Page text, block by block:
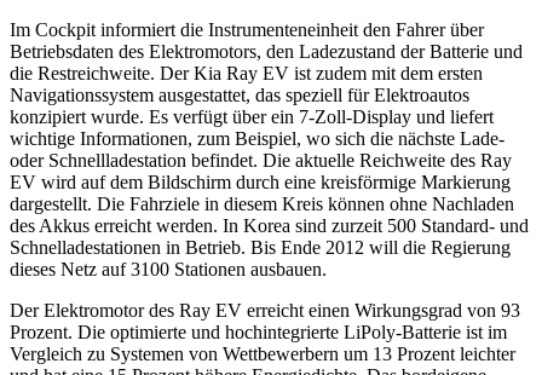
Im Cockpit informiert die Instrumenteneinheit den Fahrer über
Betriebsdaten des Elektromotors, den Ladezustand der Batterie und
die Restreichweite. Der Kia Ray EV ist zudem mit dem ersten
Navigationssystem ausgestattet, das speziell für Elektroautos
konzipiert wurde. Es verfügt über ein 7-Zoll-Display und liefert
wichtige Informationen, zum Beispiel, wo sich die nächste Lade-
oder Schnellladestation befindet. Die aktuelle Reichweite des Ray
EV wird auf dem Bildschirm durch eine kreisförmige Markierung
dargestellt. Die Fahrziele in diesem Kreis können ohne Nachladen
des Akkus erreicht werden. In Korea sind zurzeit 500 Standard- und
Schnelladestationen in Betrieb. Bis Ende 2012 will die Regierung
dieses Netz auf 3100 Stationen ausbauen.
Der Elektromotor des Ray EV erreicht einen Wirkungsgrad von 93
Prozent. Die optimierte und hochintegrierte LiPoly-Batterie ist im
Vergleich zu Systemen von Wettbewerbern um 13 Prozent leichter